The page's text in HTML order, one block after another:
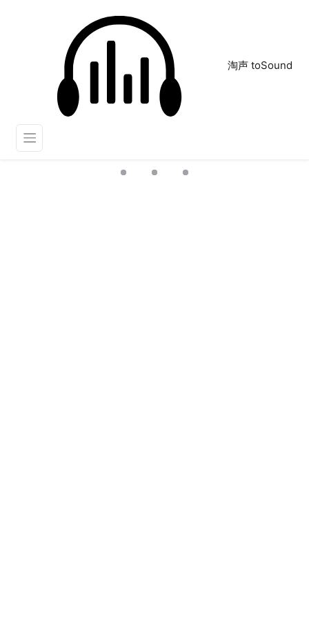
淘声 toSound
星茶会
正在为您搜索声音资源